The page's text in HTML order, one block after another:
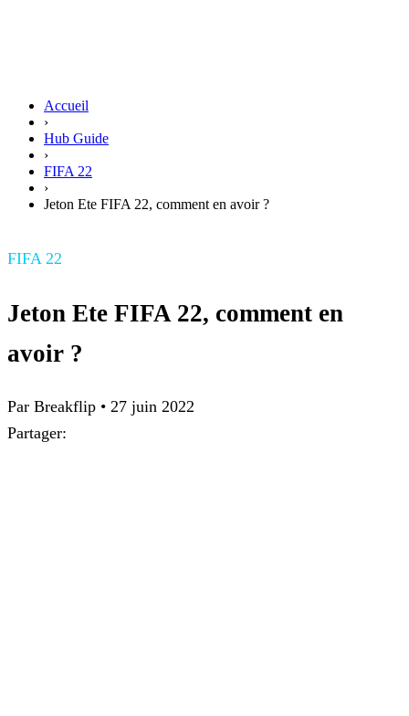
Accueil
›
Hub Guide
›
FIFA 22
›
Jeton Ete FIFA 22, comment en avoir ?
FIFA 22
Jeton Ete FIFA 22, comment en
avoir ?
Par Breakflip • 27 juin 2022
Partager: